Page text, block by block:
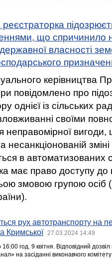
що спричинило
власності
керівництва
повідомлено про
однієї із сільських
своїми
неправомірної вигоди,
несанкціонованій
в автоматизованих
має право доступу до
змовою групою осіб
рух автотранспорту на
Кримської
27.03.2024 14:49
год. 9 квітня. Відповідний
на засіданні виконавчого комітету